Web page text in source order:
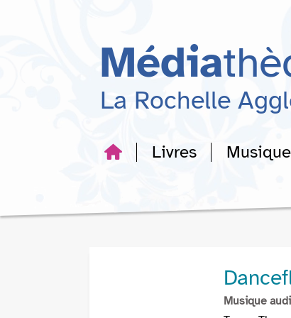
recherche
Média
La Rochelle
Livres Musique
Musique